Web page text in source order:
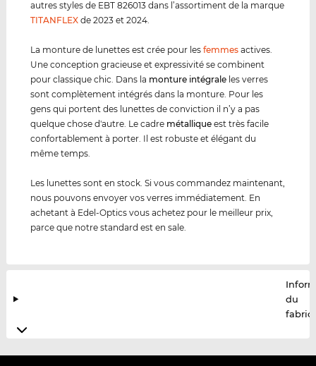
autres styles de EBT 826013 dans l’assortiment de la marque
TITANFLEX de 2023 et 2024.
La monture de lunettes est crée pour lesfemmes actives.
Une conception gracieuse et expressivité se combinent
pour classique chic. Dans la monture intégrale les verres
sont complètement intégrés dans la monture. Pour les
gens qui portent des lunettes de conviction il n’y a pas
quelque chose d'autre. Le cadre métallique est très facile
confortablement à porter. Il est robuste et élégant du
même temps.
Les lunettes sont en stock. Si vous commandez maintenant,
nous pouvons envoyer vos verres immédiatement. En
achetant à Edel-Optics vous achetez pour le meilleur prix,
parce que notre standard est en sale.
du